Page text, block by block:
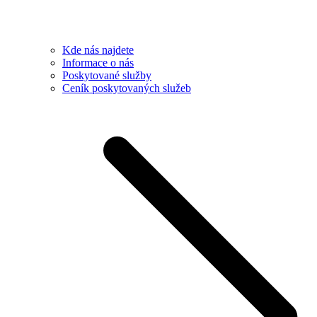
Kde nás najdete
Informace o nás
Poskytované služby
Ceník poskytovaných služeb